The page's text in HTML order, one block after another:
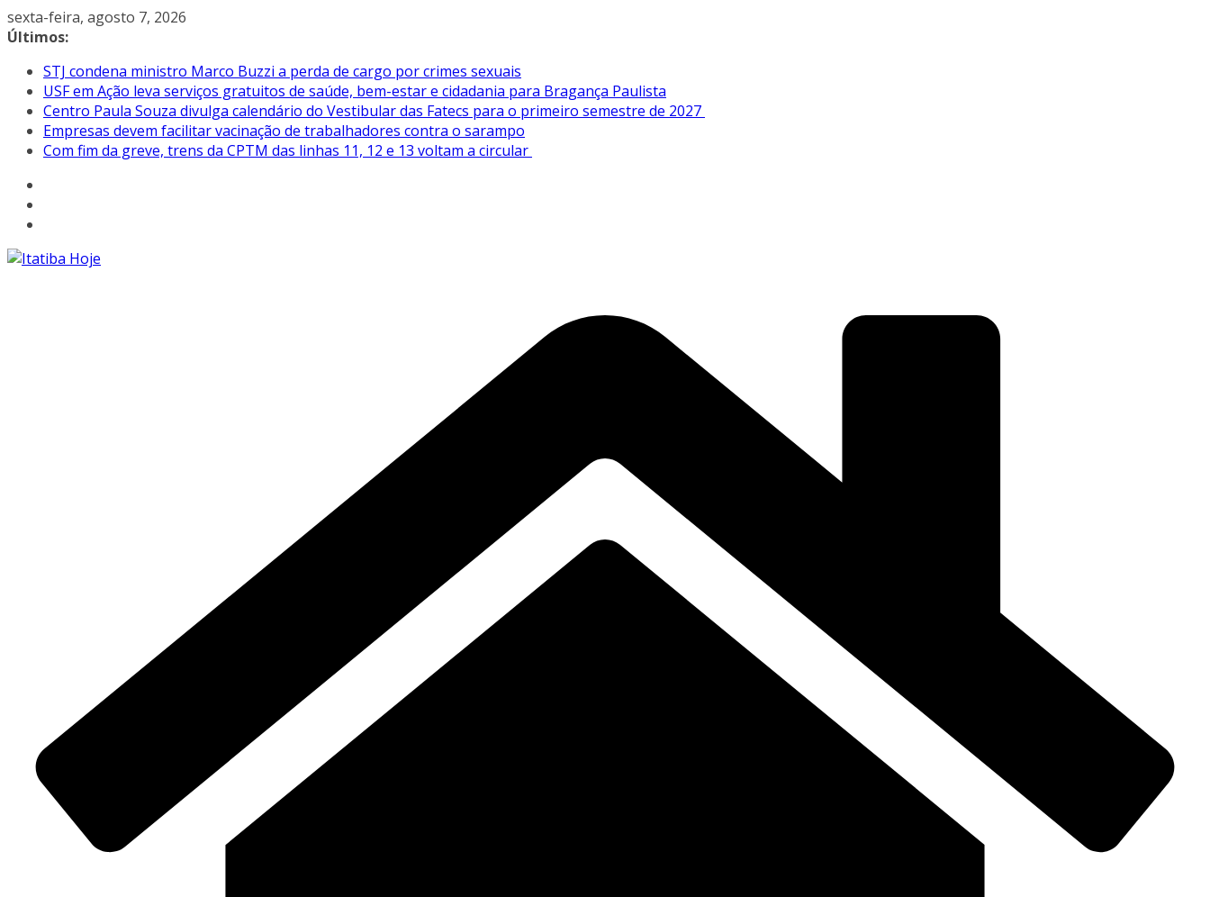
Pular
para
conteúdo
sexta-feira, agosto 7, 2026
Últimos:
STJ condena ministro Marco Buzzi a perda de cargo por crimes sexuais
USF em Ação leva serviços gratuitos de saúde, bem-estar e cidadania para Bragança Paulista
Centro Paula Souza divulga calendário do Vestibular das Fatecs para o primeiro semestre de 2027
Empresas devem facilitar vacinação de trabalhadores contra o sarampo
Com fim da greve, trens da CPTM das linhas 11, 12 e 13 voltam a circular